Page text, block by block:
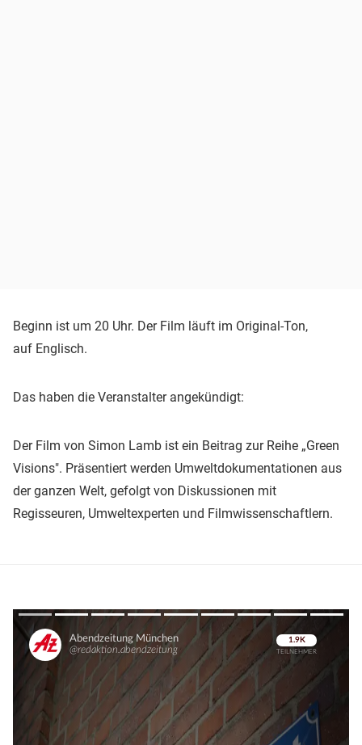
Beginn ist um 20 Uhr. Der Film läuft im Original-Ton,
auf Englisch.
Das haben die Veranstalter angekündigt:
Der Film von Simon Lamb ist ein Beitrag zur Reihe „Green
Visions". Präsentiert werden Umweltdokumentationen aus
der ganzen Welt, gefolgt von Diskussionen mit
Regisseuren, Umweltexperten und Filmwissenschaftlern.
Überspringen